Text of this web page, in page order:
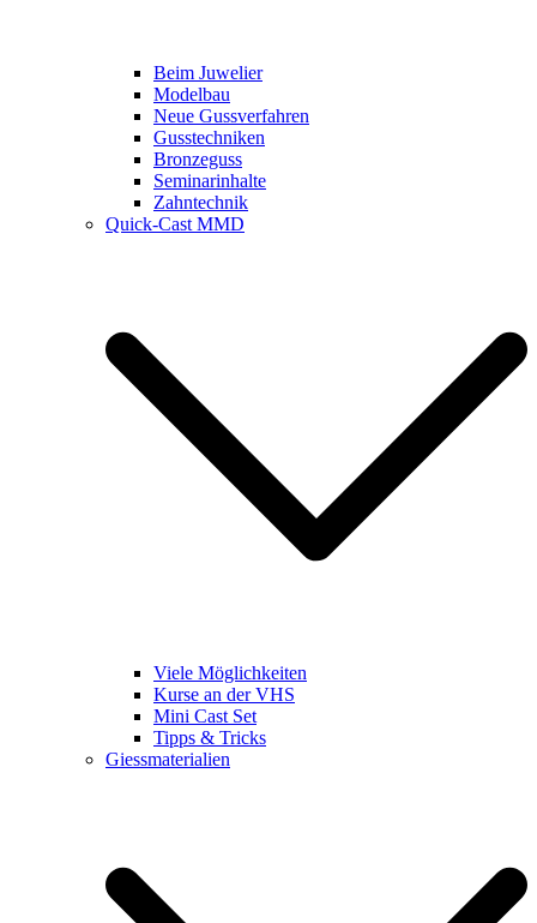
Beim Juwelier
Modelbau
Neue Gussverfahren
Gusstechniken
Bronzeguss
Seminarinhalte
Zahntechnik
Quick-Cast MMD
Viele Möglichkeiten
Kurse an der VHS
Mini Cast Set
Tipps & Tricks
Giessmaterialien